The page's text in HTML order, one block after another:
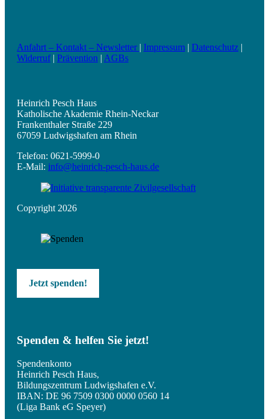
Anfahrt – Kontakt – Newsletter | Impressum | Datenschutz |
Widerruf| Prävention | AGBs
Heinrich Pesch Haus
Katholische Akademie Rhein-Neckar
Frankenthaler Straße 229
67059 Ludwigshafen am Rhein
Telefon: 0621-5999-0
E-Mail: info@heinrich-pesch-haus.de
Copyright 2026
Jetzt spenden!
Spenden & helfen Sie jetzt!
Spendenkonto
Heinrich Pesch Haus,
Bildungszentrum Ludwigshafen e.V.
IBAN: DE 96 7509 0300 0000 0560 14
(Liga Bank eG Speyer)